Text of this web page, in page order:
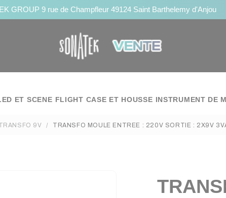
GROUP 9 rue de Champfleur 49124 Saint Barthelemy d'Anjou
ET SCENE FLIGHT CASE ET HOUSSE INSTRUMENT DE
9V TRANSFO MOULE ENTREE : 220V SORTIE : 2X9V